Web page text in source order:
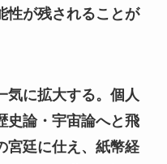
性が残されることが
気に拡大する。個人
史論・宇宙論へと飛
宮廷に仕え、紙幣経